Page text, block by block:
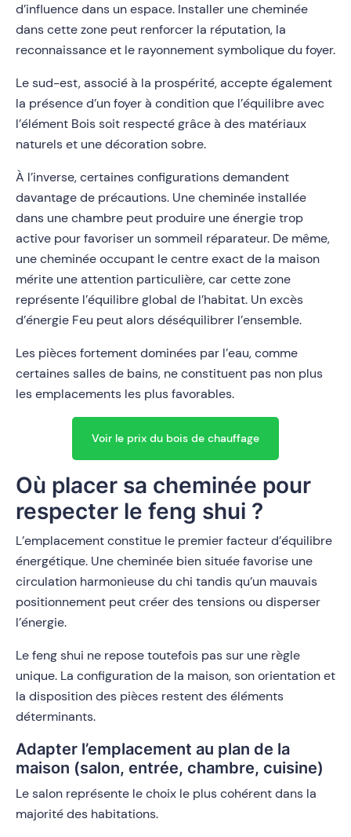
d’influence dans un espace. Installer une cheminée
dans cette zone peut renforcer la réputation, la
reconnaissance et le rayonnement symbolique du foyer.
Le sud-est, associé à la prospérité, accepte également
la présence d’un foyer à condition que l’équilibre avec
l’élément Bois soit respecté grâce à des matériaux
naturels et une décoration sobre.
À l’inverse, certaines configurations demandent
davantage de précautions. Une cheminée installée
dans une chambre peut produire une énergie trop
active pour favoriser un sommeil réparateur. De même,
une cheminée occupant le centre exact de la maison
mérite une attention particulière, car cette zone
représente l’équilibre global de l’habitat. Un excès
d’énergie Feu peut alors déséquilibrer l’ensemble.
Les pièces fortement dominées par l’eau, comme
certaines salles de bains, ne constituent pas non plus
les emplacements les plus favorables.
Voir le prix du bois de chauffage
Où placer sa cheminée pour
respecter le feng shui ?
L’emplacement constitue le premier facteur d’équilibre
énergétique. Une cheminée bien située favorise une
circulation harmonieuse du chi tandis qu’un mauvais
positionnement peut créer des tensions ou disperser
l’énergie.
Le feng shui ne repose toutefois pas sur une règle
unique. La configuration de la maison, son orientation et
la disposition des pièces restent des éléments
déterminants.
Adapter l’emplacement au plan de la
maison (salon, entrée, chambre, cuisine)
Le salon représente le choix le plus cohérent dans la
majorité des habitations.